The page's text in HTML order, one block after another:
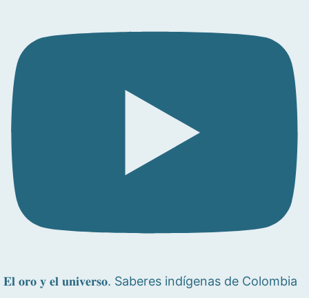
𝐄𝐥 𝐨𝐫𝐨 𝐲 𝐞𝐥 𝐮𝐧𝐢𝐯𝐞𝐫𝐬𝐨. Saberes indígenas de Colombia